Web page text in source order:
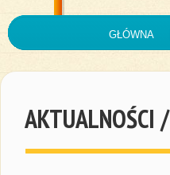
GŁÓWNA
AKTUALNOŚCI /